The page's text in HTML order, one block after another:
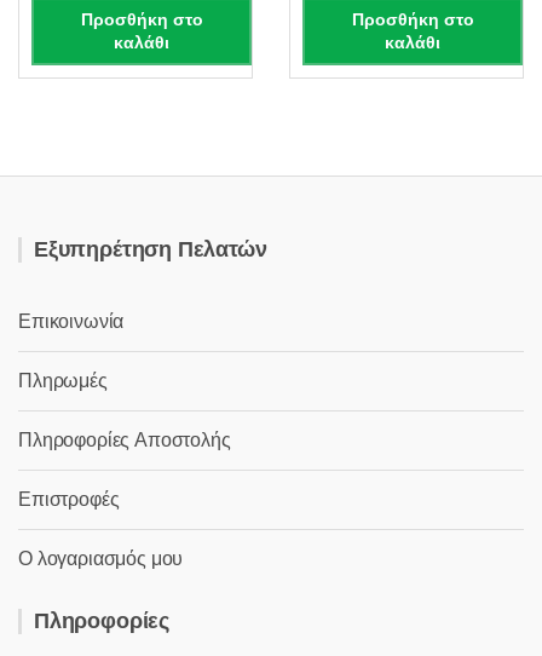
Προσθήκη στο
καλάθι
9,80 €.είναι:
8,00 €.
Προσθήκη στο
καλάθι
Εξυπηρέτηση Πελατών
Επικοινωνία
Πληρωμές
Πληροφορίες Αποστολής
Επιστροφές
Ο λογαριασμός μου
Πληροφορίες